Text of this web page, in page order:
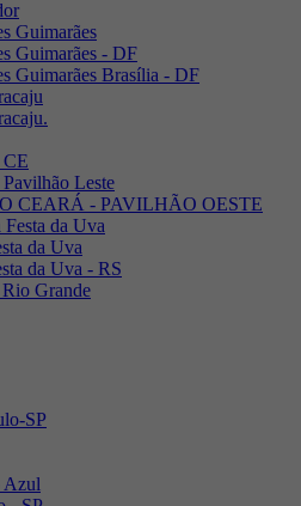
Guimarães
Guimarães - DF
Guimarães Brasília - DF
CE
Leste
CEARÁ - PAVILHÃO OESTE
da Uva
da Uva
da Uva - RS
Grande
SP
Azul